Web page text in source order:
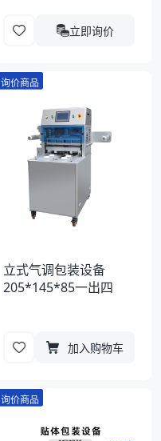
立即询价
询价商品
立式气调包装设备
205*145*85一出四
加入购物车
询价商品